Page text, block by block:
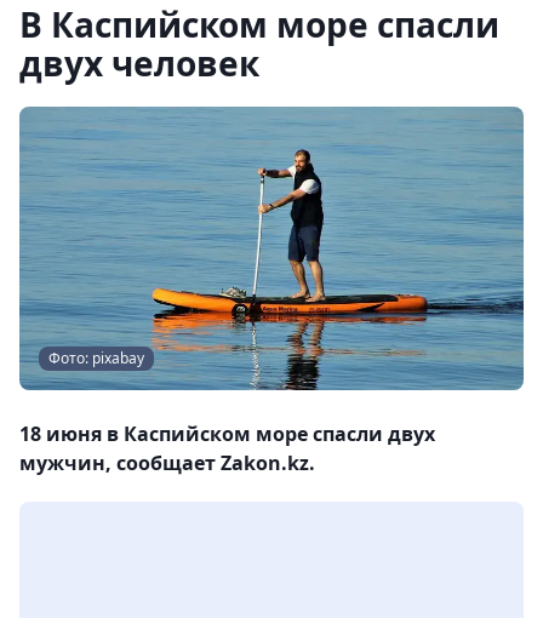
В Каспийском море спасли
двух человек
Фото: pixabay
18 июня в Каспийском море спасли двух
мужчин, сообщает Zakon.kz.